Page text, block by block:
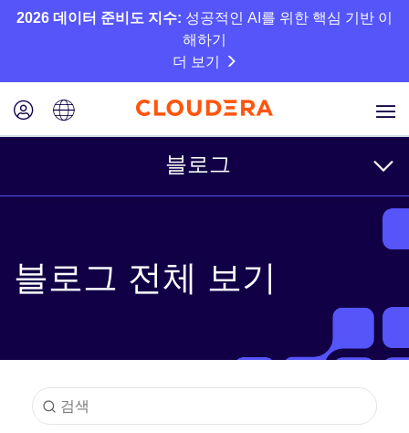
2026 데이터 준비도 지수: 성공적인 AI를 위한 핵심 기반 이
해하기
더 보기
블로그
비즈니스
블로그 전체 보기